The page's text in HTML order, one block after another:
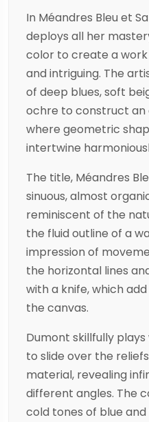
In Méandres Bleu et
deploys all her
color to create a
and intriguing. The
of deep blues, soft
ochre to construct
where geometric
intertwine
The title, Méandres
sinuous, almost
reminiscent of the
the fluid outline of a
impression of
the horizontal lines
with a knife, which
the canvas.
Dumont skillfully
to slide over the
material, revealing
different angles. The
cold tones of blue